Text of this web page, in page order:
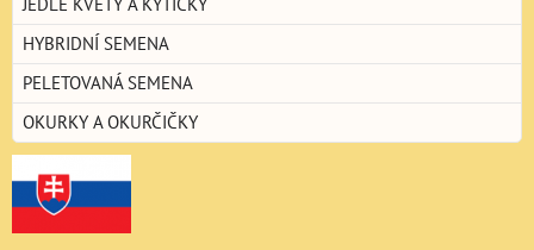
JEDLÉ KVĚTY A KYTIČKY
HYBRIDNÍ SEMENA
PELETOVANÁ SEMENA
OKURKY A OKURČIČKY